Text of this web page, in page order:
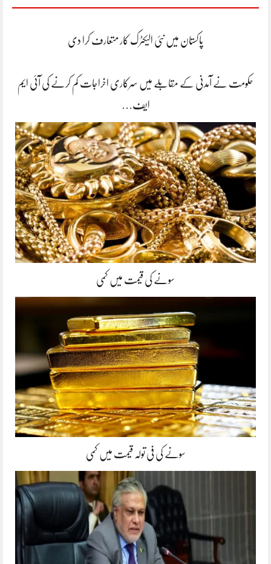
پاکستان میں نئی الیکٹرک کار متعارف کرا دی
حکومت نے آمدنی کے مقابلے میں سرکاری اخراجات کم کرنے کی آئی ایم
ایف…
سونے کی قیمت میں کمی
سونے کی فی تولہ قیمت میں کمی